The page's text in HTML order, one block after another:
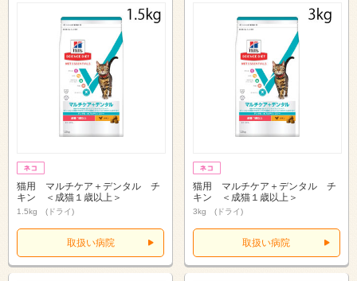
猫用 マルチケア＋デンタル チ
キン ＜成猫１歳以上＞
1.5kg (ドライ)
取扱い病院
猫用 マルチケア＋デンタル チ
キン ＜成猫１歳以上＞
3kg (ドライ)
取扱い病院